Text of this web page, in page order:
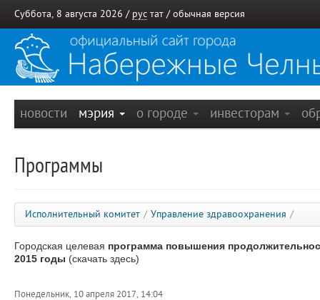
Суббота, 8 августа 2026 / рус тат / обычная версия
новости мэрия о городе инвесторам
Программы
Исполнительный комитет / Управление здравоохранения /
Городская целевая программа повышения
2015 годы (скачать здесь)
Понедельник, 10 апреля 2017, 14:04